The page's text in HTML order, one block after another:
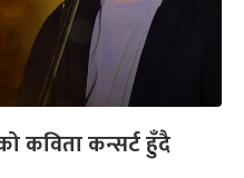
कविता कन्सर्ट हुँदै